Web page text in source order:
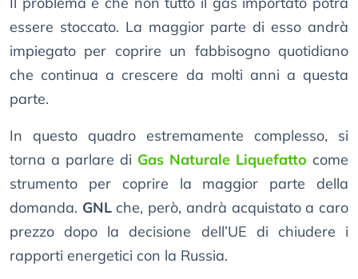
essere stoccato. La maggior parte di esso andrà
impiegato per coprire un fabbisogno quotidiano
che continua a crescere da molti anni a questa
parte.
In questo quadro estremamente complesso, si
torna a parlare di Gas Naturale Liquefatto come
strumento per coprire la maggior parte della
domanda. GNLche, però, andrà acquistato a caro
prezzo dopo la decisione dell’UE di chiudere i
rapporti energetici con la Russia.